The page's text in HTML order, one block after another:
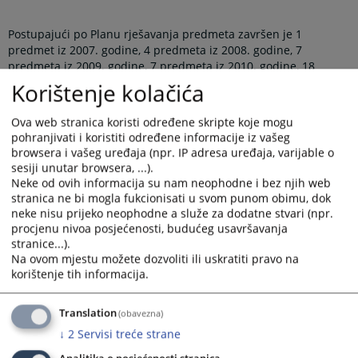
Postupajući po Planu rješavanja predmeta završen je 1
predmet iz 2007. godine, 4 predmeta iz 2008. godine, 7
predmeta iz 2009. godine, 7 predmeta iz 2010. godine, 18
predmeta iz 2011. godine, 11 predmeta iz 2012. godine, 13
predmeta iz 2013. godine, 23 predmeta iz 2014. godine, 86
Od ukupno nezavršenih 79 predmeta iz Plana 1 je predmet iz
1986. godine, 1 predmet iz 2008. godine, 2 predmeta iz 2009.
godine, 5 predmeta iz 2010. godine, 5 predmeta iz 2011.
godine, 1 predmet iz 2012. godine, 5 predmeta iz 2013. godine,
10 predmeta iz 2014. godine, 28 predmeta iz 2015. godine i 21
predmeta iz 2016. godine.
referatu a iz razloga objektivnih okolnosti a to je opštepoznata
činjenica loše ekonomske situacije na ovim područjima pa se
naplata potraživanja u velikom broj predmeta vrši u mjesečnim
ratama saglasno materijalnim mogućnostima dužnika što
Korištenje kolačića
Ova web stranica koristi određene skripte koje mogu
pohranjivati i koristiti određene informacije iz vašeg
browsera i vašeg uređaja (npr. IP adresa uređaja, varijable o
sesiji unutar browsera, ...).
Neke od ovih informacija su nam neophodne i bez njih web
stranica ne bi mogla fukcionisati u svom punom obimu, dok
neke nisu prijeko neophodne a služe za dodatne stvari (npr.
procjenu nivoa posjećenosti, budućeg usavršavanja
stranice...).
Na ovom mjestu možete dozvoliti ili uskratiti pravo na
korištenje tih informacija.
Translation(obavezna)
↓ 2 Servisi treće strane